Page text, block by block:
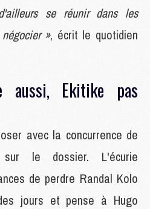
se réunir dans les
», écrit le quotidien
aussi, Ekitike pas
avec la concurrence de
sur le dossier. L'écurie
de perdre Randal Kolo
jours et pense à Hugo